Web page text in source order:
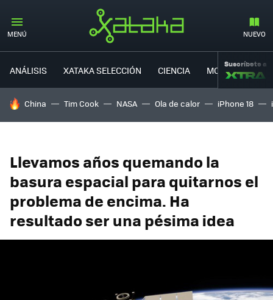
MENÚ NUEVO
ANÁLISIS XATAKA SELECCIÓN CIENCIA MOVILIDAD
Suscríbete a
HOY SE HABLA DE
China Tim Cook NASA Ola de calor iPhone 18
Llevamos años quemando la
basura espacial para quitarnos el
problema de encima. Ha
resultado ser una pésima idea